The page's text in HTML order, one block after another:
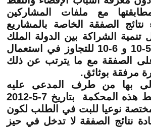
مع ملفات المشاركين
نتائج الصفقة الخاصة بالمشاريع
تنمية الشراكة بين الدولة الملك
الخاص موضوع طلب الاهتمام رقم 5-10 و 6-10 للتجاوز في استعمال
الصفقة مع ما يترتب عن ذلك
مرفقة بوثائق.
بها من طرف المدعى عليه
بواسطة نائبيها والمودعة بكتابة ضبط هذه المحكمة بتاريخ 7-5-2012
نوعيا للبت في الطلب لكون
نتائج الصفقة لا تدخل في حيز